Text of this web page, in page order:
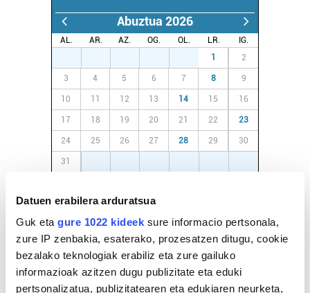
Datuen erabilera arduratsua
Guk eta gure 1022 kideek sure informacio pertsonala,
zure IP zenbakia, esaterako, prozesatzen ditugu, cookie
bezalako teknologiak erabiliz eta zure gailuko
informazioak azitzen dugu publizitate eta eduki
pertsonalizatua, publizitatearen eta edukiaren neurketa,
Abuztua 2026
AL. AR. AZ. OG. OL. LR.
IG.
1 2
3 4 5 6 7 8 9
10 11 12 13 14 15 16
17 18 19 20 21 22 23
24 25 26 27 28 29 30
31
EGURALDIA
Hondarribia
Zeru estaliak